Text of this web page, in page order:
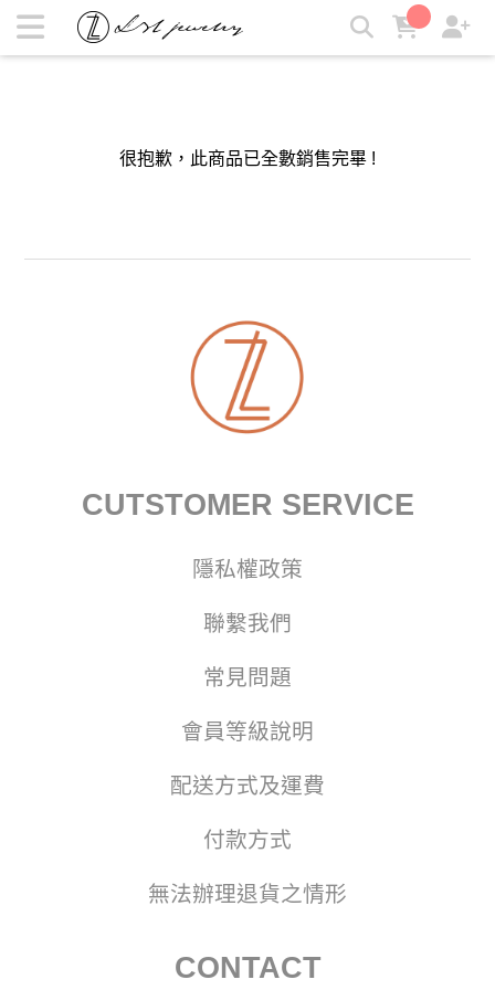
LZL Jewelry 輕珠寶飾品 | 讓日常輕珠寶成為自己的精品 | LZL
Jewelry 輕珠寶飾品
很抱歉，此商品已全數銷售完畢 !
CUTSTOMER SERVICE
隱私權政策
聯繫我們
常見問題
會員等級說明
配送方式及運費
付款方式
無法辦理退貨之情形
CONTACT